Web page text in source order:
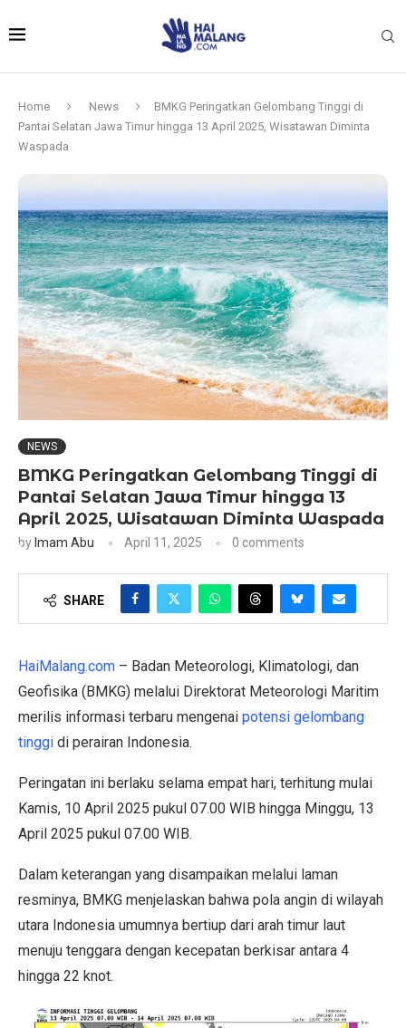
Home News
BMKG Peringatkan Gelombang Tinggi di
Pantai Selatan Jawa Timur hingga 13 April 2025, Wisatawan Diminta
Waspada
NEWS
BMKG Peringatkan Gelombang Tinggi di
Pantai Selatan Jawa Timur hingga 13
April 2025, Wisatawan Diminta Waspada
by Imam Abu April 11, 2025 0 comments
SHARE
HaiMalang.com – Badan Meteorologi, Klimatologi, dan
Geofisika (BMKG) melalui Direktorat Meteorologi Maritim
merilis informasi terbaru mengenai potensi gelombang
tinggi di perairan Indonesia.
Peringatan ini berlaku selama empat hari, terhitung mulai
Kamis, 10 April 2025 pukul 07.00 WIB hingga Minggu, 13
April 2025 pukul 07.00 WIB.
Dalam keterangan yang disampaikan melalui laman
resminya, BMKG menjelaskan bahwa pola angin di wilayah
utara Indonesia umumnya bertiup dari arah timur laut
menuju tenggara dengan kecepatan berkisar antara 4
hingga 22 knot.